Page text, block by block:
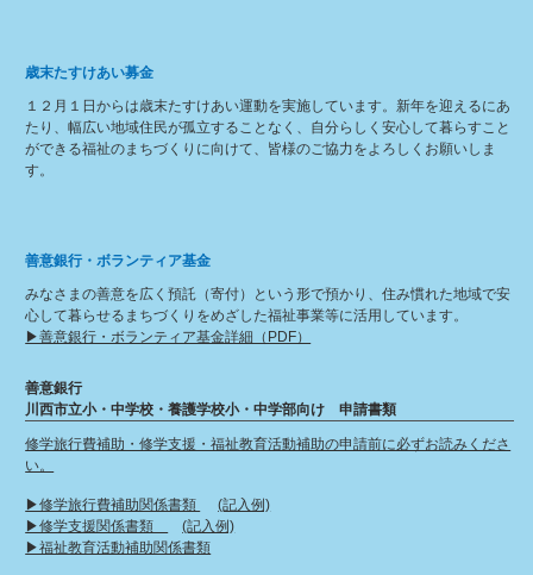
歳末たすけあい募金
１２月１日からは歳末たすけあい運動を実施しています。新年を迎えるにあ
たり、幅広い地域住民が孤立することなく、自分らしく安心して暮らすこと
ができる福祉のまちづくりに向けて、皆様のご協力をよろしくお願いしま
す。
善意銀行・ボランティア基金
みなさまの善意を広く預託（寄付）という形で預かり、住み慣れた地域で安
心して暮らせるまちづくりをめざした福祉事業等に活用しています。
▶︎善意銀行・ボランティア基金詳細（PDF）
善意銀行
川西市立小・中学校・養護学校小・中学部向け 申請書類
修学旅行費補助・修学支援・福祉教育活動補助の申請前に必ずお読みくださ
い。
▶︎修学旅行費補助関係書類
(記入例)
▶︎修学支援関係書類
(記入例)
▶︎福祉教育活動補助関係書類